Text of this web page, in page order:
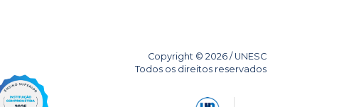
Copyright © 2026 / UNESC
Todos os direitos reservados